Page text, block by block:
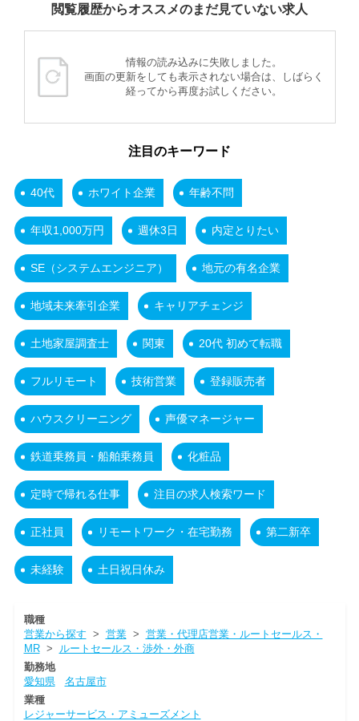
閲覧履歴からオススメのまだ見ていない求人
情報の読み込みに失敗しました。
画面の更新をしても表示されない場合は、しばらく
経ってから再度お試しください。
注目のキーワード
40代 ホワイト企業 年齢不問
年収1,000万円 週休3日 内定とりたい
SE（システムエンジニア） 地元の有名企業
地域未来牽引企業 キャリアチェンジ
土地家屋調査士 関東 20代 初めて転職
フルリモート 技術営業 登録販売者
ハウスクリーニング 声優マネージャー
鉄道乗務員・船舶乗務員 化粧品
定時で帰れる仕事 注目の求人検索ワード
正社員 リモートワーク・在宅勤務 第二新卒
未経験 土日祝日休み
職種
営業から探す > 営業> 営業・代理店営業・ルートセールス・
MR> ルートセールス・渉外・外商
勤務地
愛知県
名古屋市
業種
レジャーサービス・アミューズメント